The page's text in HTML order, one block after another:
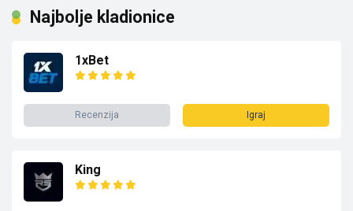
Najbolje kladionice
1xBet
Recenzija Igraj
King